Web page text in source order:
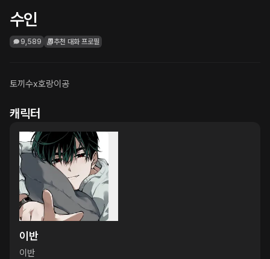
수인
9,589 추천 대화 프로필
토끼수x호랑이공
캐릭터
이반
이반